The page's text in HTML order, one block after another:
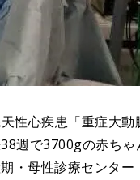
性心疾患「重症大動
週で3700gの赤ちゃ
期・母性診療センタ